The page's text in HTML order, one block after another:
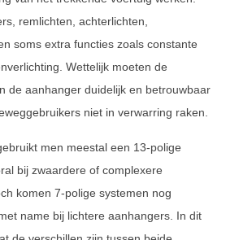
remlichten, achterlichten,
soms extra functies zoals constante
Wettelijk moeten de
de aanhanger duidelijk en betrouwbaar
niet in verwarring raken.
men meestal een 13-polige
bij zwaardere of complexere
komen 7-polige systemen nog
name bij lichtere aanhangers. In dit